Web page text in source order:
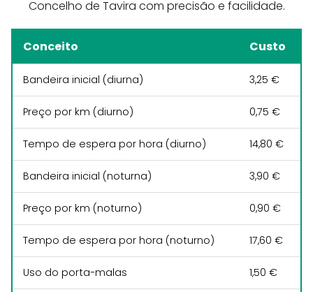
Concelho de Tavira com precisão e facilidade.
Conceito Custo
Bandeira inicial (diurna) 3,25 €
Preço por km (diurno) 0,75 €
Tempo de espera por hora (diurno) 14,80 €
Bandeira inicial (noturna) 3,90 €
Preço por km (noturno) 0,90 €
Tempo de espera por hora (noturno) 17,60 €
Uso do porta-malas 1,50 €